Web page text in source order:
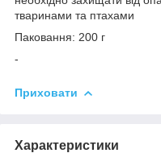
тваринами та птахами
Паковання: 200 г
-
Приховати
Характеристики